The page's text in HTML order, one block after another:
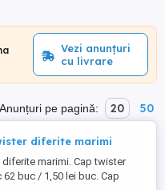
Vezi anunțuri
cu livrare
Anunțuri pe pagină: 20 50
diferite marimi
marimi. Cap twister
62 buc / 1,50 lei buc. Cap